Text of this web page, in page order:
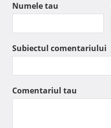
Numele tau
Subiectul comentariului
Comentariul tau